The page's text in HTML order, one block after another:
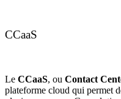
CCaaS
Le CCaaS, ou Contact
plateforme cloud qui permet